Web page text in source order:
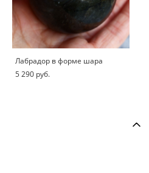
Лабрадор в форме шара
5 290 pуб.